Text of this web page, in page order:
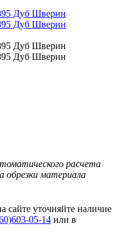
расчета
обрезки материала
сайте уточняйте наличие
05-14 или в